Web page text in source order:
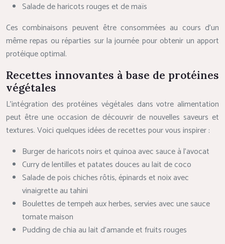
Salade de haricots rouges et de maïs
Ces combinaisons peuvent être consommées au cours d’un
même repas ou réparties sur la journée pour obtenir un apport
protéique optimal.
Recettes innovantes à base de protéines
végétales
L’intégration des protéines végétales dans votre alimentation
peut être une occasion de découvrir de nouvelles saveurs et
textures. Voici quelques idées de recettes pour vous inspirer :
Burger de haricots noirs et quinoa avec sauce à l’avocat
Curry de lentilles et patates douces au lait de coco
Salade de pois chiches rôtis, épinards et noix avec
vinaigrette au tahini
Boulettes de tempeh aux herbes, servies avec une sauce
tomate maison
Pudding de chia au lait d’amande et fruits rouges